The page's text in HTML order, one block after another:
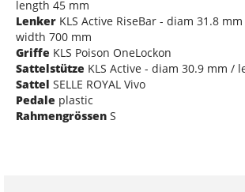
length 45 mm
Lenker KLS Active RiseBar - diam 31.8
width 700 mm
Griffe KLS Poison OneLockon
Sattelstütze KLS Active - diam 30.9 mm /
Sattel SELLE ROYAL Vivo
Pedale plastic
Rahmengrössen S